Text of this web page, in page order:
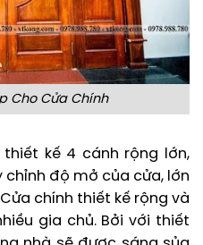
Cho Cửa Chính
kế 4 cánh rộng lớn,
chỉnh độ mở của cửa, lớn
chính thiết kế rộng và
gia chủ. Bởi với thiết